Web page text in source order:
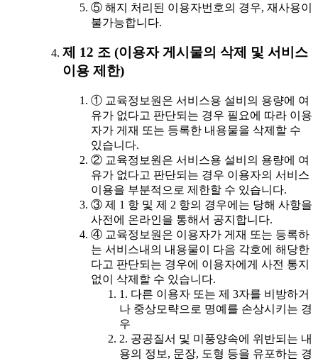
⑤ 해지 처리된 이용자번호의 경우, 재사용이
불가능합니다.
제 12 조 (이용자 게시물의 삭제 및 서비스
이용 제한)
① 교육정보원은 서비스용 설비의 용량에 여
유가 없다고 판단되는 경우 필요에 따라 이용
자가 게재 또는 등록한 내용물을 삭제할 수
있습니다.
② 교육정보원은 서비스용 설비의 용량에 여
유가 없다고 판단되는 경우 이용자의 서비스
이용을 부분적으로 제한할 수 있습니다.
③ 제 1 항 및 제 2 항의 경우에는 당해 사항을
사전에 온라인을 통해서 공지합니다.
④ 교육정보원은 이용자가 게재 또는 등록하
는 서비스내의 내용물이 다음 각호에 해당한
다고 판단되는 경우에 이용자에게 사전 통지
없이 삭제할 수 있습니다.
1. 다른 이용자 또는 제 3자를 비방하거
나 중상모략으로 명예를 손상시키는 경
우
2. 공공질서 및 미풍양속에 위반되는 내
용의 정보, 문장, 도형 등을 유포하는 경